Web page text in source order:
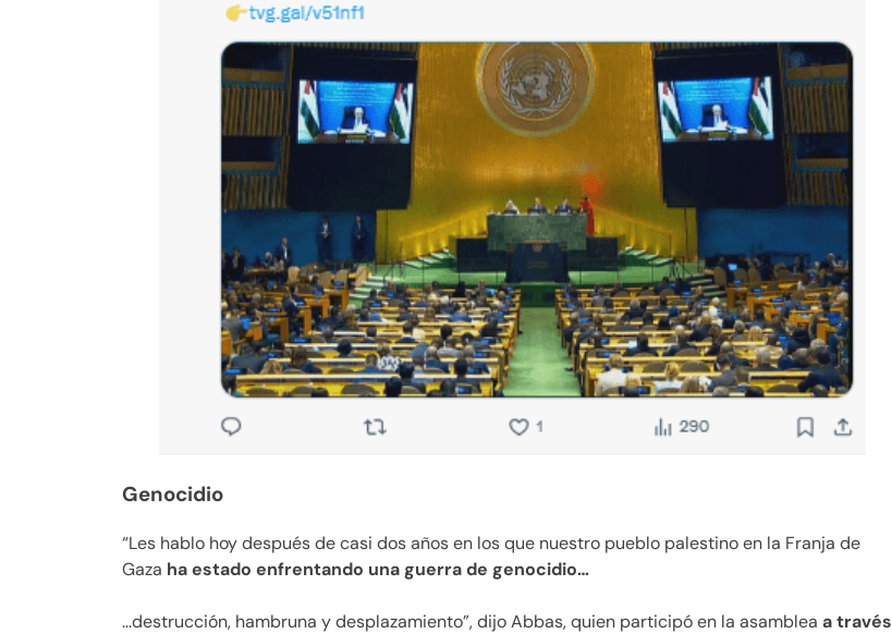
Genocidio
“Les hablo hoy después de casi dos años en los que nuestro pueblo palestino en la Franja de
Gaza ha estado enfrentando una guerra de genocidio…
…destrucción, hambruna y desplazamiento”, dijo Abbas, quien participó en la asamblea a través